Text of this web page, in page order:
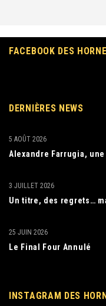
FACEBOOK DES
DERNIÈRES NEWS
Alexandre Farrugia,
5 AOÛT 2026
Un titre, des regrets…
3 JUILLET 2026
Le Final Four Annulé
25 JUIN 2026
INSTAGRAM DES